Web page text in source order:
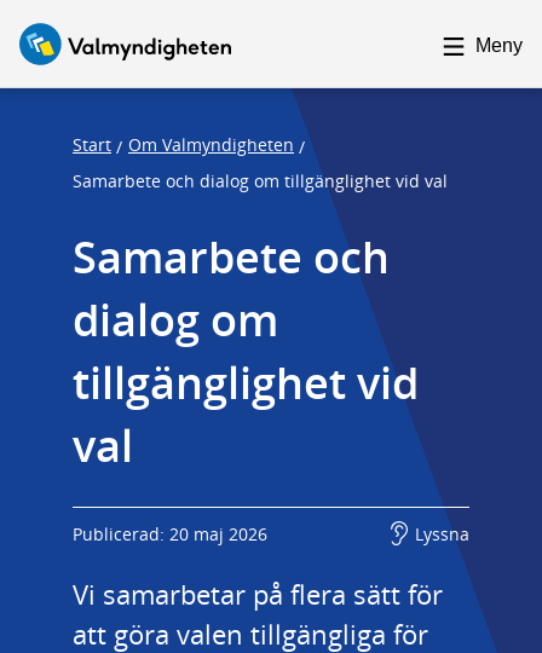
Meny
Start / Om Valmyndigheten /
Samarbete och dialog om tillgänglighet vid val
Samarbete och
dialog om
tillgänglighet vid
val
Publicerad: 20 maj 2026 Lyssna
Vi samarbetar på flera sätt för
att göra valen tillgängliga för
c
c